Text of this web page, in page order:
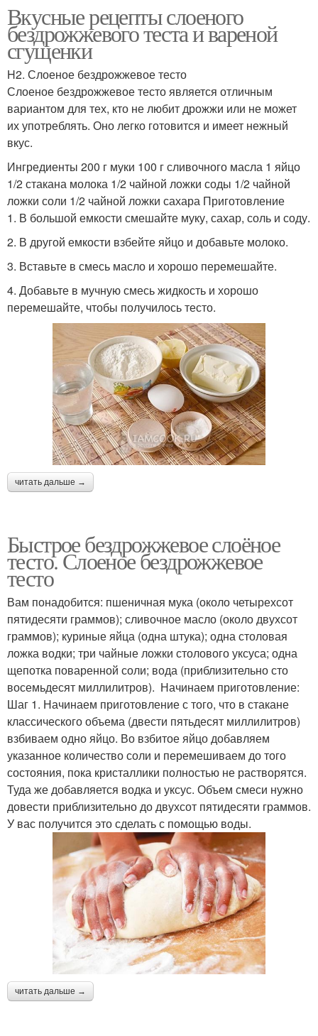
Вкусные рецепты слоеного
бездрожжевого теста и вареной
сгущенки
H2. Слоеное бездрожжевое тесто
Слоеное бездрожжевое тесто является отличным
вариантом для тех, кто не любит дрожжи или не может
их употреблять. Оно легко готовится и имеет нежный
вкус.
Ингредиенты 200 г муки 100 г сливочного масла 1 яйцо
1/2 стакана молока 1/2 чайной ложки соды 1/2 чайной
ложки соли 1/2 чайной ложки сахара Приготовление
1. В большой емкости смешайте муку, сахар, соль и соду.
2. В другой емкости взбейте яйцо и добавьте молоко.
3. Вставьте в смесь масло и хорошо перемешайте.
4. Добавьте в мучную смесь жидкость и хорошо
перемешайте, чтобы получилось тесто.
читать дальше →
Быстрое бездрожжевое слоёное
тесто. Слоеное бездрожжевое
тесто
Вам понадобится: пшеничная мука (около четырехсот
пятидесяти граммов); сливочное масло (около двухсот
граммов); куриные яйца (одна штука); одна столовая
ложка водки; три чайные ложки столового уксуса; одна
щепотка поваренной соли; вода (приблизительно сто
восемьдесят миллилитров). Начинаем приготовление:
Шаг 1. Начинаем приготовление с того, что в стакане
классического объема (двести пятьдесят миллилитров)
взбиваем одно яйцо. Во взбитое яйцо добавляем
указанное количество соли и перемешиваем до того
состояния, пока кристаллики полностью не растворятся.
Туда же добавляется водка и уксус. Объем смеси нужно
довести приблизительно до двухсот пятидесяти граммов.
У вас получится это сделать с помощью воды.
читать дальше →